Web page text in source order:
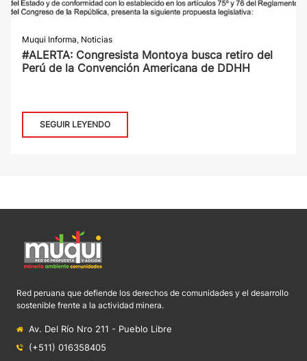
Muqui Informa, Noticias
#ALERTA: Congresista Montoya busca retiro del
Perú de la Convención Americana de DDHH
SEGUIR LEYENDO
Red peruana que defiende los derechos de comunidades y el desarrollo
sostenible frente a la actividad minera.
Av. Del Río Nro 211 - Pueblo Libre
(+511) 016358405